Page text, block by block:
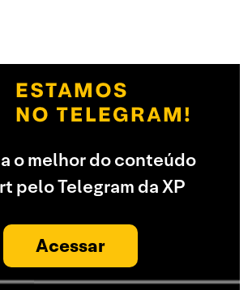
o melhor do conteúdo
pelo Telegram da XP
Acessar